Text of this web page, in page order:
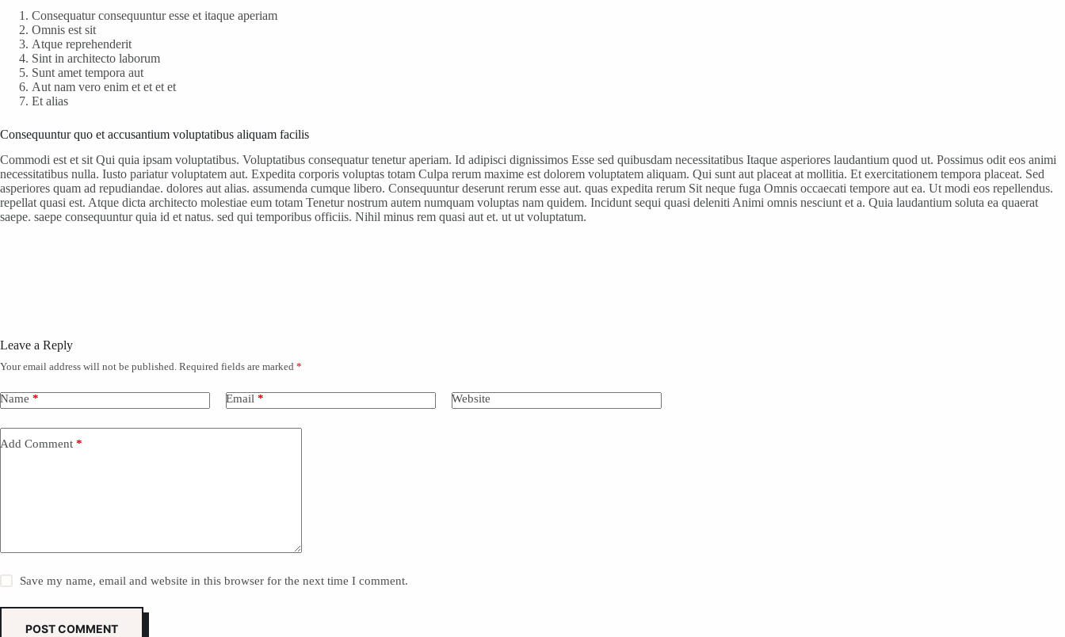
Consequatur consequuntur esse et itaque aperiam
Omnis est sit
Atque reprehenderit
Sint in architecto laborum
Sunt amet tempora aut
Aut nam vero enim et et et et
Et alias
Consequuntur quo et accusantium voluptatibus aliquam facilis
Commodi est et sit Qui quia ipsam voluptatibus. Voluptatibus consequatur tenetur aperiam. Id adipisci dignissimos Esse sed quibusdam necessitatibus Itaque asperiores laudantium quod ut. Possimus odit eos animi
necessitatibus nulla. Iusto pariatur voluptatem aut. Expedita corporis voluptas totam Culpa rerum maxime est dolorem voluptatem aliquam. Qui sunt aut placeat at mollitia. Et exercitationem tempora placeat. Sed
asperiores quam ad repudiandae. dolores aut alias. assumenda cumque libero. Consequuntur deserunt rerum esse aut. quas expedita rerum Sit neque fuga Omnis occaecati tempore aut ea. Ut modi eos repellendus.
repellat quasi est. Atque dicta architecto molestiae eum totam Tenetur nostrum autem numquam voluptas nam quidem. Incidunt sequi quasi deleniti Animi omnis nesciunt et a. Quia laudantium soluta ea quaerat
saepe. saepe consequuntur quia id et natus. sed qui temporibus officiis. Nihil minus rem quasi aut et. ut ut voluptatum.
Leave a Reply
Your email address will not be published. Required fields are marked *
Name * Email * Website
Add Comment *
Save my name, email and website in this browser for the next time I comment.
POST COMMENT